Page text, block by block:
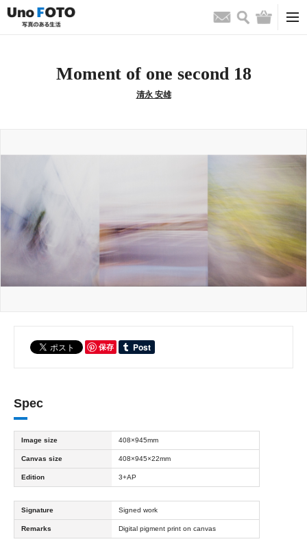
お問い合わせ
検索 バッグ
Moment of one second 18
清永 安雄
保存
Spec
Image size 408×945mm
Canvas size 408×945×22mm
Edition 3+AP
Signature Signed work
Remarks Digital pigment print on canvas